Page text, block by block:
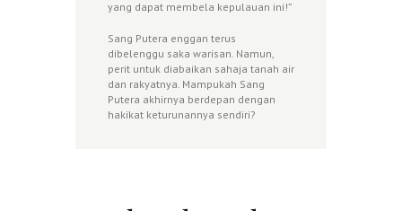
yang dapat membela kepulauan ini!”
Sang Putera enggan terus
dibelenggu saka warisan. Namun,
perit untuk diabaikan sahaja tanah air
dan rakyatnya. Mampukah Sang
Putera akhirnya berdepan dengan
hakikat keturunannya sendiri?